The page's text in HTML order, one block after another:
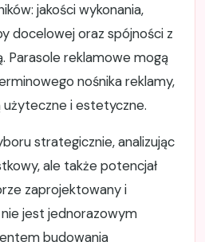
jakości wykonania,
docelowej oraz spójności z
Parasole reklamowe mogą
nośnika reklamy,
i estetyczne.
strategicznie, analizując
ale także potencjał
zaprojektowany i
jest jednorazowym
budowania